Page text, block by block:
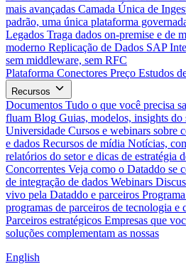
mais avançadas Camada Única de
padrão, uma única plataforma
Legados Traga dados on-premise e de
moderno Replicação de Dados SAP
sem middleware, sem RFC
Plataforma Conectores Preço Estudos
Recursos
Documentos Tudo o que você precisa
fluam Blog Guias, modelos, insights do
Universidade Cursos e webinars sobre
e dados Recursos de mídia Notícias,
relatórios do setor e dicas de estratégia
Concorrentes Veja como o Dataddo se
de integração de dados Webinars
vivo pela Dataddo e parceiros
programas de parceiros de tecnologia e
Parceiros estratégicos Empresas que
soluções complementam as nossas
English